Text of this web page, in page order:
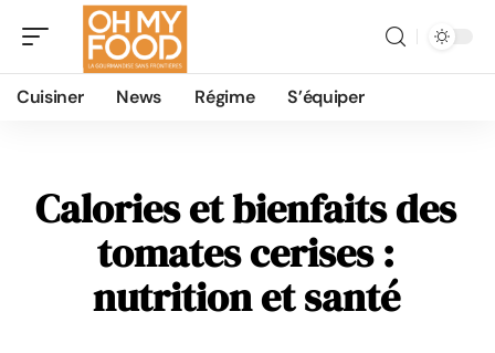
Cuisiner News Régime S’équiper
Calories et bienfaits des
tomates cerises :
nutrition et santé